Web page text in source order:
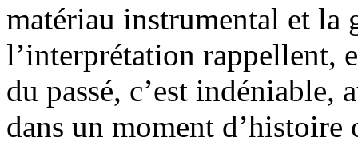
matériau instrumental et la
l’interprétation rappellent,
du passé, c’est indéniable,
dans un moment